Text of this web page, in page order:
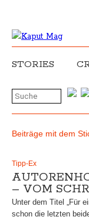
STORIES
Beiträge mit dem
Tipp-Ex
– VOM
Unter dem Titel „Für
schon die letzten